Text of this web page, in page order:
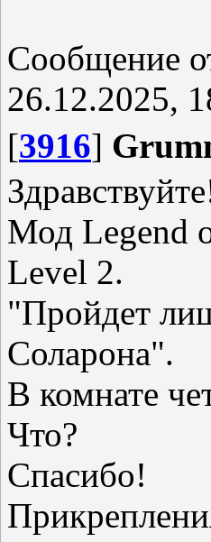
Сообщение
26.12.2025,
[3916]
Мод Legend
Level 2.
"Пройдет
Соларона".
В комнате
Что?
Спасибо!